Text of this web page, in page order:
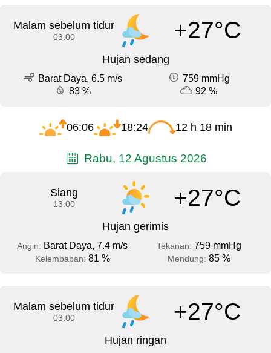
Malam sebelum tidur
03:00 +27°C
Hujan sedang
Barat Daya, 6.5 m/s
759 mmHg
83 %
92 %
06:06 18:24 12 h 18 min
Rabu, 12 Agustus 2026
Siang
13:00 +27°C
Hujan gerimis
Angin: Barat Daya, 7.4 m/s Tekanan: 759 mmHg
Kelembaban: 81 % Mendung: 85 %
Malam sebelum tidur
03:00 +27°C
Hujan ringan